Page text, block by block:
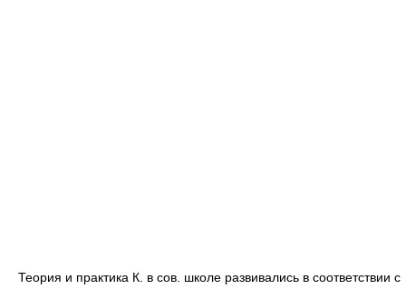
Теория и практика К. в сов. школе развивались в соответствии с